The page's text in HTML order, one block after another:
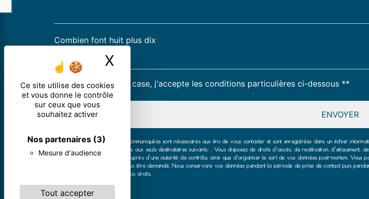
Ce site utilise des cookies
et vous donne le contrôle
sur ceux que vous
souhaitez activer
Nos partenaires (3)
Mesure d'audience
Tout accepter
X
Combien font huit plus dix
En cochant cette case, j'accepte les conditions particulières ci-dessous **
ENVOYER
** Les données personnelles communiquées sont nécessaires aux fins de vous contacter et sont enregistrées dans un fichier
collectées seront communiquées aux seuls destinataires suivants: . Vous disposez de droits d’accès, de rectification,
d’introduire une réclamation auprès d’une autorité de contrôle, ainsi que d’organiser le sort de vos données post-mortem.
justificatif d'identité pourra vous être demandé. Nous conservons vos données pendant la période de prise de contact puis
pour plus d’informations sur vos droits.